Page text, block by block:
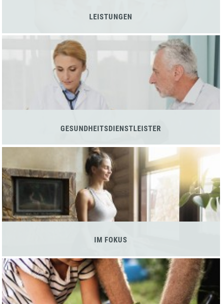
LEISTUNGEN
GESUNDHEITSDIENSTLEISTER
IM FOKUS